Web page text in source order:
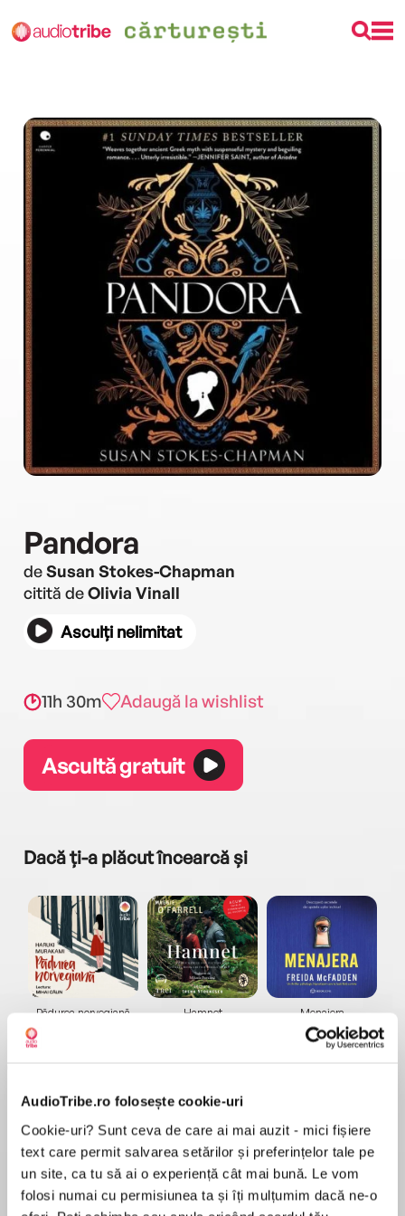
AudioTribe.ro folosește cookie-uri
Cookie-uri? Sunt ceva de care ai mai auzit - mici fișiere
text care permit salvarea setărilor și preferințelor tale pe
un site, ca tu să ai o experiență cât mai bună. Le vom
folosi numai cu permisiunea ta și îți mulțumim dacă ne-o
Pandora
deSusan Stokes-Chapman
citită deOlivia Vinall
Asculți nelimitat
11h 30m Adaugă la wishlist
Ascultă gratuit
Dacă ți-a plăcut încearcă și
Pădurea norvegiană
Elita de Argint (Elita
de...
Dani Francis
Hamnet
Diavolul se îmbracă de
la...
Lauren Weisberger
Menajera
Freida McFadden
Migdală
Sohn Won-pyung